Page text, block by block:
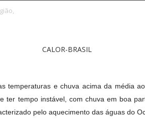
temperaturas e chuva acima da média
ter tempo instável, com chuva em boa
pelo aquecimento das águas do